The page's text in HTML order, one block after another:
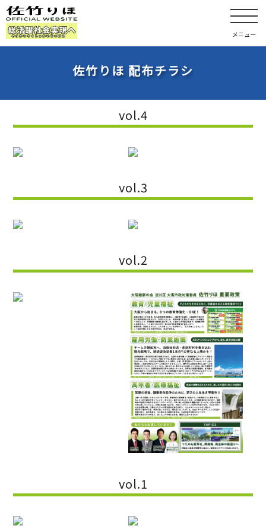
メニュー
佐竹りほ 配布チラシ
vol.4
vol.3
vol.2
vol.1